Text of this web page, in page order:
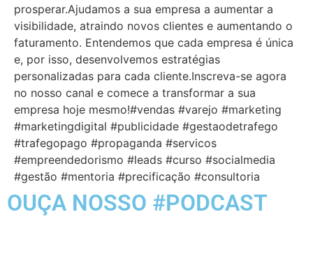
prosperar.Ajudamos a sua empresa a aumentar a
visibilidade, atraindo novos clientes e aumentando o
faturamento. Entendemos que cada empresa é única
e, por isso, desenvolvemos estratégias
personalizadas para cada cliente.Inscreva-se agora
no nosso canal e comece a transformar a sua
empresa hoje mesmo!#vendas #varejo #marketing
#marketingdigital #publicidade #gestaodetrafego
#trafegopago #propaganda #servicos
#empreendedorismo #leads #curso #socialmedia
#gestão #mentoria #precificação #consultoria
OUÇA NOSSO #PODCAST